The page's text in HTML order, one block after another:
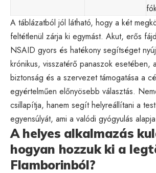
A táblázatból jól látható, hogy a két
feltétlenül zárja ki egymást. Akut, erős
NSAID gyors és hatékony segítséget
krónikus, visszatérő panaszok esetében,
biztonság és a szervezet támogatása a
egyértelműen előnyösebb választás.
csillapítja, hanem segít helyreállítani a
egyensúlyát, ami a valódi gyógyulás
A helyes alkalmazás
hogyan hozzuk ki a
Flamborinból?